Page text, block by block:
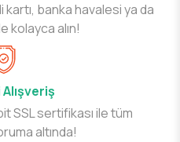
banka havalesi ya da
kolayca alın!
SSL sertifikası ile tüm
altında!